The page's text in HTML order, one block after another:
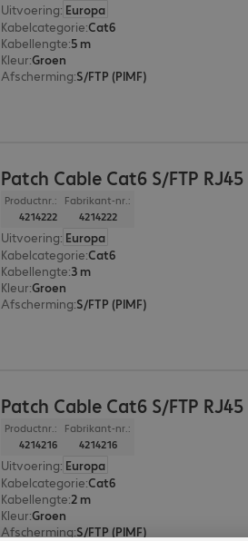
Uitvoering: Europa
Kabelcategorie:Cat6
Kabellengte:5 m
Kleur:Groen
Afscherming:S/FTP (PIMF)
Patch Cable Cat6 S/FTP
Productnr.:
4214222
Fabrikant-nr.:
4214222
Uitvoering: Europa
Kabelcategorie:Cat6
Kabellengte:3 m
Kleur:Groen
Afscherming:S/FTP (PIMF)
Patch Cable Cat6 S/FTP
Productnr.:
4214216
Fabrikant-nr.:
4214216
Uitvoering: Europa
Kabelcategorie:Cat6
Kabellengte:2 m
Kleur:Groen
Afscherming:S/FTP (PIMF)